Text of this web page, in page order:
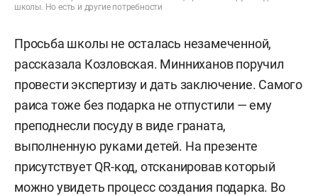
школы. Но есть и другие потребности
Просьба школы не осталась незамеченной,
рассказала Козловская. Минниханов поручил
провести экспертизу и дать заключение. Самого
раиса тоже без подарка не отпустили — ему
преподнесли посуду в виде граната,
выполненную руками детей. На презенте
присутствует QR-код, отсканировав который
можно увидеть процесс создания подарка. Во